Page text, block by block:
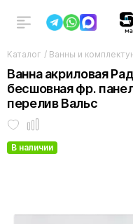
Каталог / Ванны и
Ванна акриловая
бесшовная фр.
перелив Вальс
В наличии